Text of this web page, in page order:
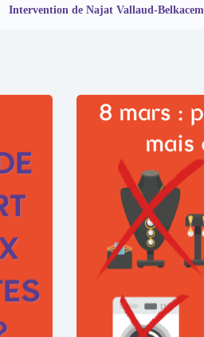
Intervention de Najat Vallaud-